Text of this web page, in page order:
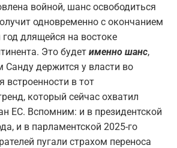
войной, шанс освободиться
одновременно с окончанием
длящейся на востоке
Это будет именно шанс,
Санду держится у власти во
встроенности в тот
который сейчас охватил
ЕС. Вспомним: и в президентской
и в парламентской 2025-го
пугали страхом переноса